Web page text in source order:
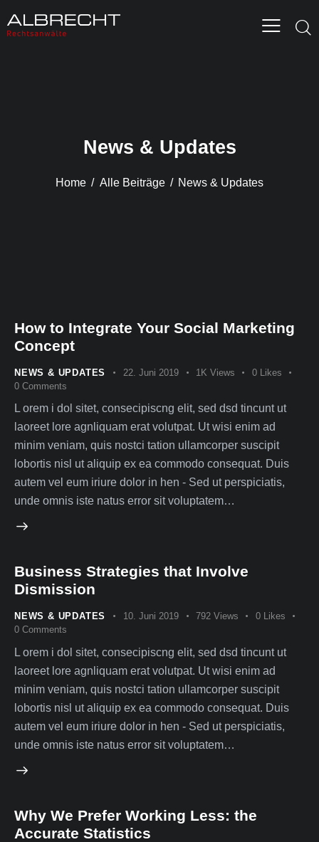
News & Updates
Home Alle Beiträge News & Updates
How to Integrate Your Social Marketing
Concept
NEWS & UPDATES 22. Juni 2019 1K Views 0 Likes
0 Comments
L orem i dol sitet, consecipiscng elit, sed dsd tincunt ut
laoreet lore agnliquam erat volutpat. Ut wisi enim ad
minim veniam, quis nostci tation ullamcorper suscipit
lobortis nisl ut aliquip ex ea commodo consequat. Duis
autem vel eum iriure dolor in hen - Sed ut perspiciatis,
unde omnis iste natus error sit voluptatem…
Business Strategies that Involve
Dismission
NEWS & UPDATES 10. Juni 2019 792 Views 0 Likes
0 Comments
L orem i dol sitet, consecipiscng elit, sed dsd tincunt ut
laoreet lore agnliquam erat volutpat. Ut wisi enim ad
minim veniam, quis nostci tation ullamcorper suscipit
lobortis nisl ut aliquip ex ea commodo consequat. Duis
autem vel eum iriure dolor in hen - Sed ut perspiciatis,
unde omnis iste natus error sit voluptatem…
Why We Prefer Working Less: the
Accurate Statistics